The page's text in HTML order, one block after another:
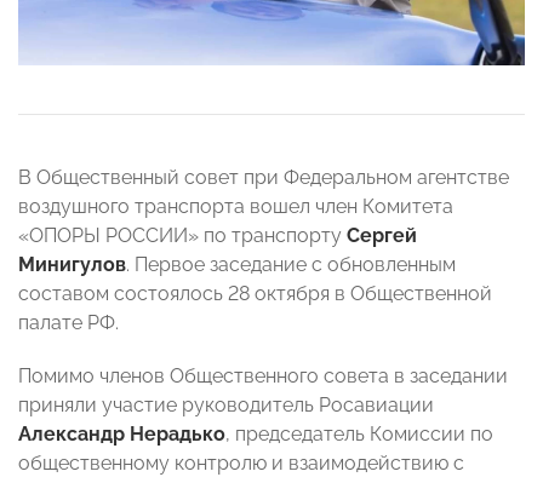
В Общественный совет при Федеральном агентстве
воздушного транспорта вошел член Комитета
«ОПОРЫ РОССИИ» по транспорту Сергей
Минигулов. Первое заседание с обновленным
составом состоялось 28 октября в Общественной
палате РФ.
Помимо членов Общественного совета в заседании
приняли участие руководитель Росавиации
Александр Нерадько, председатель Комиссии по
общественному контролю и взаимодействию с